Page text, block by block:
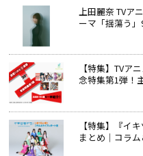
上田麗奈 TVア
ーマ「揺蕩う
【特集】TVア
念特集第1弾！
【特集】『イ
まとめ│コラム